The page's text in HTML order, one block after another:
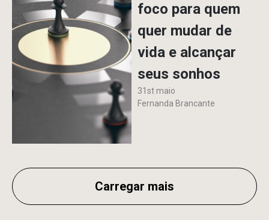
foco para quem
quer mudar de
vida e alcançar
seus sonhos
31st maio
Fernanda Brancante
Carregar mais